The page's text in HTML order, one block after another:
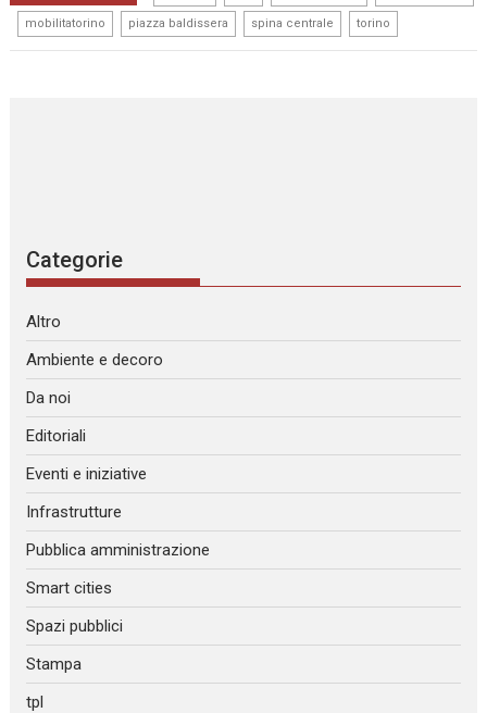
mobilitatorino piazza baldissera spina centrale torino
Categorie
Altro
Ambiente e decoro
Da noi
Editoriali
Eventi e iniziative
Infrastrutture
Pubblica amministrazione
Smart cities
Spazi pubblici
Stampa
tpl